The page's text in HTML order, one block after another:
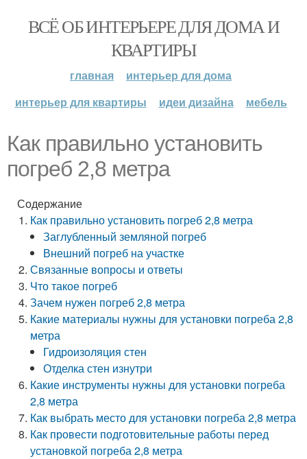
ВСЁ ОБ ИНТЕРЬЕРЕ ДЛЯ ДОМА И
КВАРТИРЫ
главная
интерьер для дома
интерьер для квартиры
идеи дизайна мебель
Как правильно установить
погреб 2,8 метра
Содержание
Как правильно установить погреб 2,8 метра
Заглубленный земляной погреб
Внешний погреб на участке
Связанные вопросы и ответы
Что такое погреб
Зачем нужен погреб 2,8 метра
Какие материалы нужны для установки погреба 2,8
метра
Гидроизоляция стен
Отделка стен изнутри
Какие инструменты нужны для установки погреба
2,8 метра
Как выбрать место для установки погреба 2,8 метра
Как провести подготовительные работы перед
установкой погреба 2,8 метра